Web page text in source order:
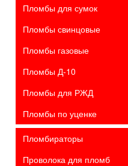
Пломбы для сумок
Пломбы свинцовые
Пломбы газовые
Пломбы Д-10
Пломбы для РЖД
Пломбы по уценке
Пломбираторы
Проволока для пломб